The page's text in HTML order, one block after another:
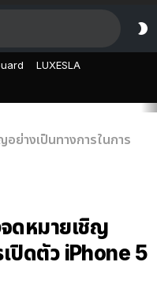
LUXESLA
ย่างเป็นทางการในการ
ดหมายเชิญ
เปิดตัว iPhone 5